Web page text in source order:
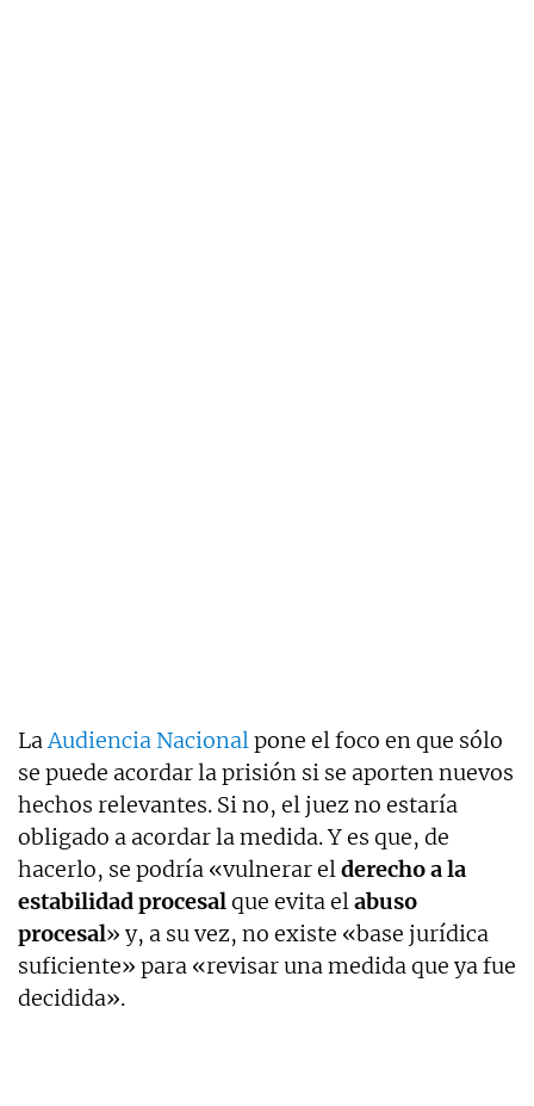
LaAudiencia Nacionalpone el foco en que sólo
se puede acordar la prisión si se aporten nuevos
hechos relevantes. Si no, el juez no estaría
obligado a acordar la medida. Y es que, de
hacerlo, se podría «vulnerar elderecho a la
estabilidad procesalque evita elabuso
procesal» y, a su vez, no existe «base jurídica
suficiente» para «revisar una medida que ya fue
decidida».